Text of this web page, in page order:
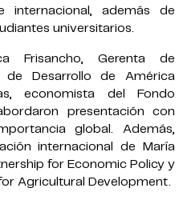
internacional, además de
universitarios.
Frisancho, Gerenta de
de Desarrollo de América
economista del Fondo
presentación con
global. Además,
internacional de María
for Economic Policy y
Agricultural Development.